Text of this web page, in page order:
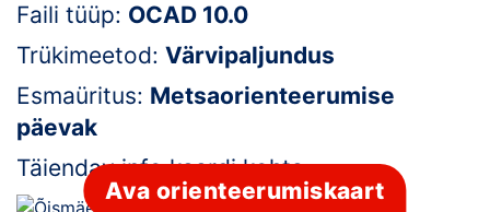
Dokumendid
Klubid
Suletud maastikud
Püsirajad
Faili tüüp: OCAD 10.0
Trükimeetod: Värvipaljundus
Esmaüritus: Metsaorienteerumise
päevak
Täiendav info kaardi kohta:-
Ava orienteerumiskaart